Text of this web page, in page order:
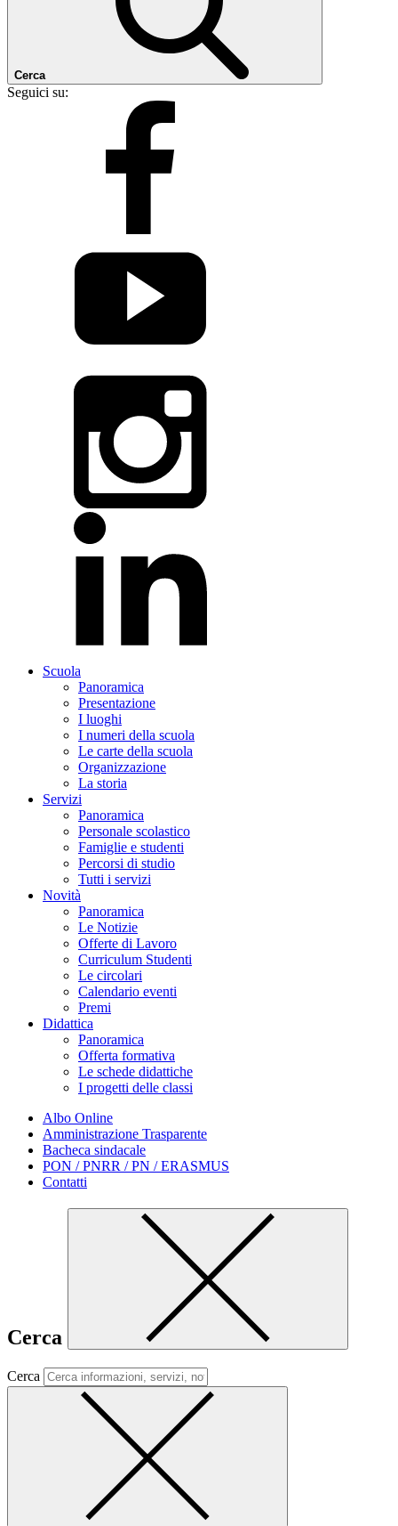
Cerca
Seguici su:
Scuola
Panoramica
Presentazione
I luoghi
I numeri della scuola
Le carte della scuola
Organizzazione
La storia
Servizi
Panoramica
Personale scolastico
Famiglie e studenti
Percorsi di studio
Tutti i servizi
Novità
Panoramica
Le Notizie
Offerte di Lavoro
Curriculum Studenti
Le circolari
Calendario eventi
Premi
Didattica
Panoramica
Offerta formativa
Le schede didattiche
I progetti delle classi
Albo Online
Amministrazione Trasparente
Bacheca sindacale
PON / PNRR / PN / ERASMUS
Contatti
Cerca
Cerca